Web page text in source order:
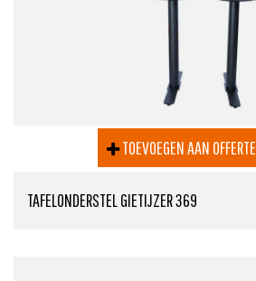
TOEVOEGEN AAN OFFERTE
TAFELONDERSTEL GIETIJZER 369